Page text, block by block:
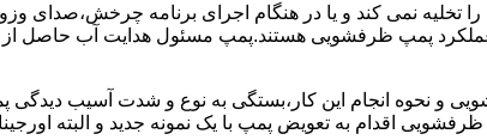
نمی کند و یا در هنگام اجرای برنامه چرخش،صدای
عملکرد پمپ ظرفشویی هستند.پمپ مسئول هدایت آب
و نحوه انجام این کار،بستگی به نوع و شدت آسیب
اقدام به تعویض پمپ با یک نمونه جدید و البته